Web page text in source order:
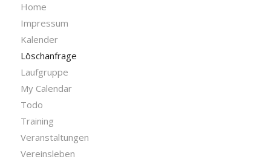
Home
Impressum
Kalender
Löschanfrage
Laufgruppe
My Calendar
Todo
Training
Veranstaltungen
Vereinsleben